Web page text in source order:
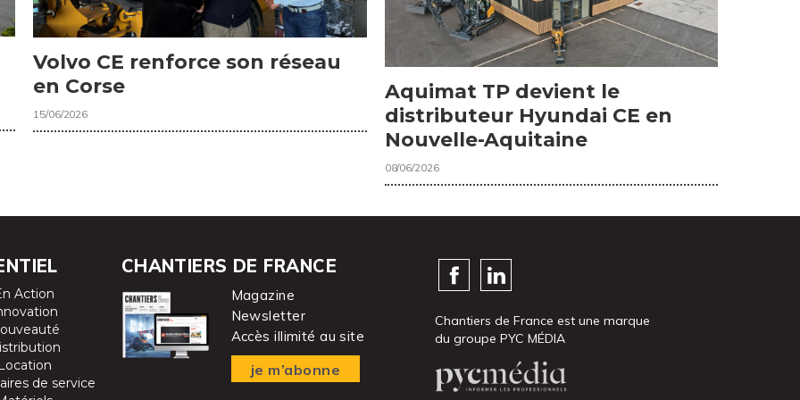
Volvo CE renforce son réseau
en Corse
15/06/2026
Aquimat TP devient le
distributeur Hyundai CE en
Nouvelle-Aquitaine
08/06/2026
Action
de service
CHANTIERS DE FRANCE
Magazine
Newsletter
Accès illimité au site
je m’abonne
Chantiers de France est une marque
du groupe PYC MÉDIA